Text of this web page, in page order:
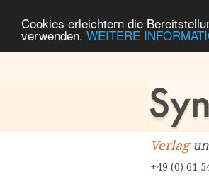
Cookies erleichtern die
verwenden. WEITERE
Verlag
+49 (0) 61